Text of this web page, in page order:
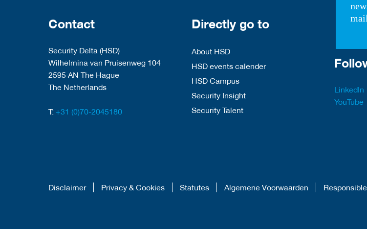
Contact
Security Delta (HSD)
Wilhelmina van Pruisenweg 104
2595 AN The Hague
The Netherlands
T: +31 (0)70-2045180
Directly go to
About HSD
HSD events calender
HSD Campus
Security Insight
Security Talent
LinkedIn
YouTube
Disclaimer Privacy & Cookies Statutes Algemene Voorwaarden